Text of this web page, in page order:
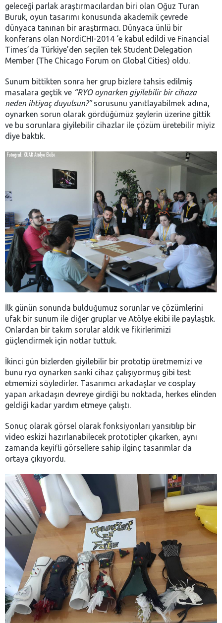
geleceği parlak araştırmacılardan biri olan Oğuz Turan
Buruk, oyun tasarımı konusunda akademik çevrede
dünyaca tanınan bir araştırmacı. Dünyaca ünlü bir
konferans olan NordiCHI-2014 ‘e kabul edildi ve Financial
Times’da Türkiye’den seçilen tek Student Delegation
Member (The Chicago Forum on Global Cities) oldu.
Sunum bittikten sonra her grup bizlere tahsis edilmiş
masalara geçtik ve “RYO oynarken giyilebilir bir cihaza
neden ihtiyaç duyulsun?”sorusunu yanıtlayabilmek adına,
oynarken sorun olarak gördüğümüz şeylerin üzerine gittik
ve bu sorunlara giyilebilir cihazlar ile çözüm üretebilir miyiz
diye baktık.
İlk günün sonunda bulduğumuz sorunlar ve çözümlerini
ufak bir sunum ile diğer gruplar ve Atölye ekibi ile paylaştık.
Onlardan bir takım sorular aldık ve fikirlerimizi
güçlendirmek için notlar tuttuk.
İkinci gün bizlerden giyilebilir bir prototip üretmemizi ve
bunu ryo oynarken sanki cihaz çalışıyormuş gibi test
etmemizi söyledirler. Tasarımcı arkadaşlar ve cosplay
yapan arkadaşın devreye girdiği bu noktada, herkes elinden
geldiği kadar yardım etmeye çalıştı.
Sonuç olarak görsel olarak fonksiyonları yansıtılıp bir
video eskizi hazırlanabilecek prototipler çıkarken, aynı
zamanda keyifli görsellere sahip ilginç tasarımlar da
ortaya çıkıyordu.